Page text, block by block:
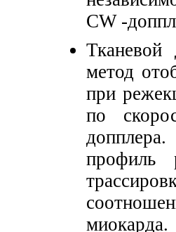
CW -
метод
при
по
профиль
миокарда.